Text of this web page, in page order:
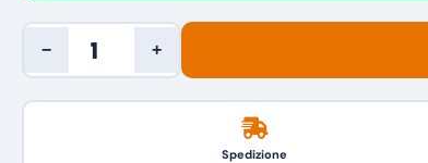
− +
Spedizione